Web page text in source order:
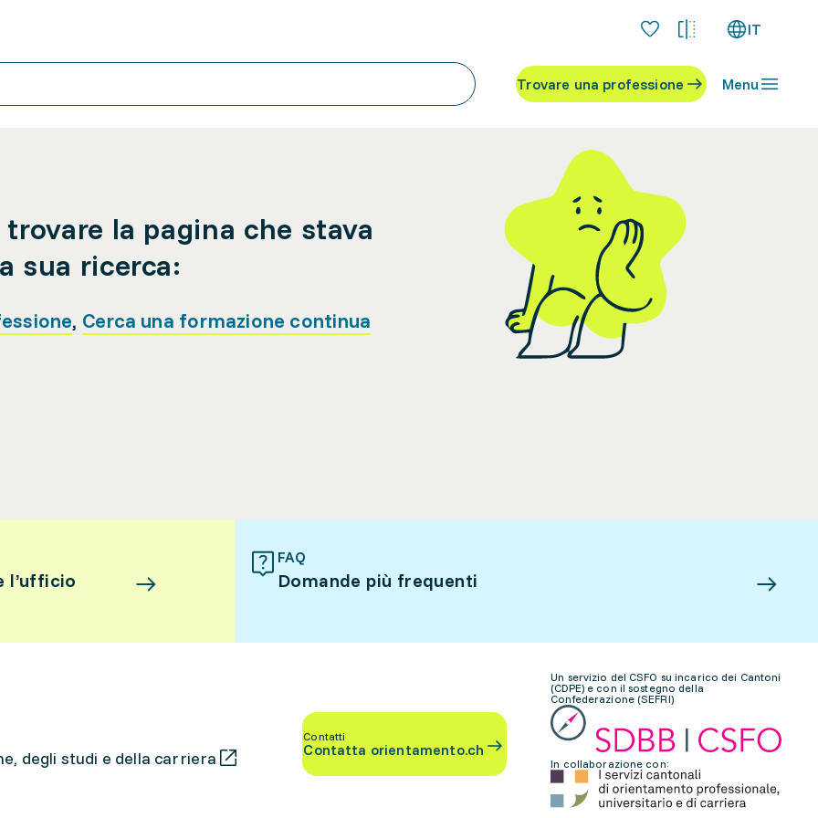
IT
Trovare una professione Menu
la pagina che stava
sua ricerca:
, Cerca una formazione continua
l’ufficio
FAQ
Domande più frequenti
degli studi e della carriera
Contatti
Contatta orientamento.ch
Un servizio del CSFO su incarico dei Cantoni
(CDPE) e con il sostegno della
Confederazione (SEFRI)
In collaborazione con: